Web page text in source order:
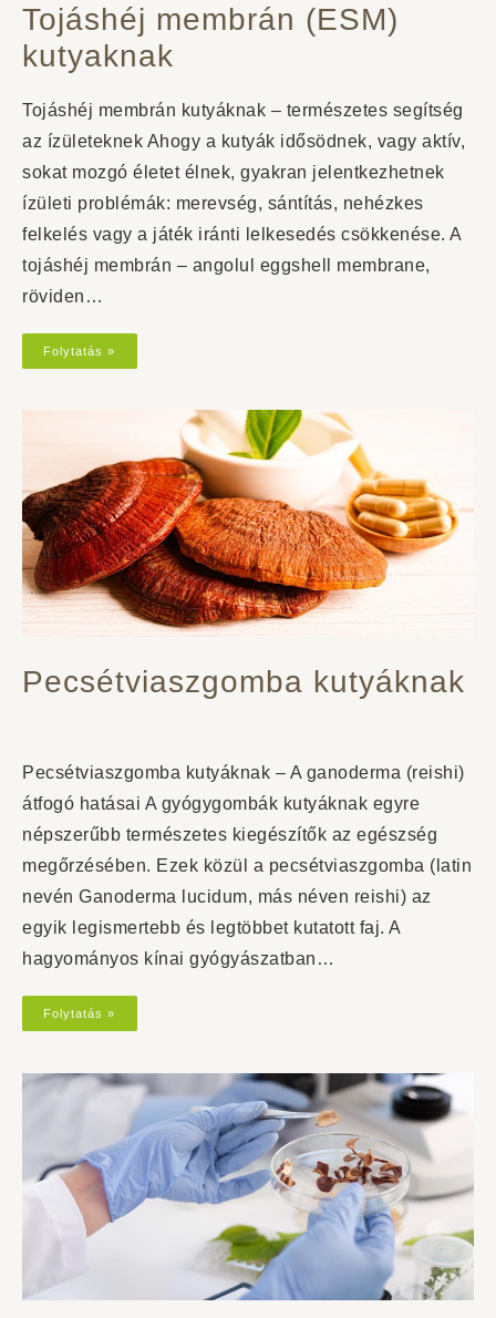
Tojáshéj membrán (ESM)
kutyaknak
Tojáshéj membrán kutyáknak – természetes segítség
az ízületeknek Ahogy a kutyák idősödnek, vagy aktív,
sokat mozgó életet élnek, gyakran jelentkezhetnek
ízületi problémák: merevség, sántítás, nehézkes
felkelés vagy a játék iránti lelkesedés csökkenése. A
tojáshéj membrán – angolul eggshell membrane,
röviden…
Folytatás »
Pecsétviaszgomba kutyáknak
Pecsétviaszgomba kutyáknak – A ganoderma (reishi)
átfogó hatásai A gyógygombák kutyáknak egyre
népszerűbb természetes kiegészítők az egészség
megőrzésében. Ezek közül a pecsétviaszgomba (latin
nevén Ganoderma lucidum, más néven reishi) az
egyik legismertebb és legtöbbet kutatott faj. A
hagyományos kínai gyógyászatban…
Folytatás »